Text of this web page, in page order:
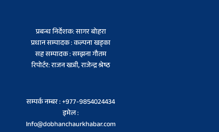
प्रबन्ध निर्देशक: सागर बोहरा
प्रधान सम्पादक : कल्पना खड्का
सह सम्पादक : सम्झना गौतम
रिपोर्टर: राजन खत्री, राजेन्द्र श्रेष्ठ
सम्पर्क नम्बर : +977-9854024434
इमेल :
Info@dobhanchaurkhabar.com